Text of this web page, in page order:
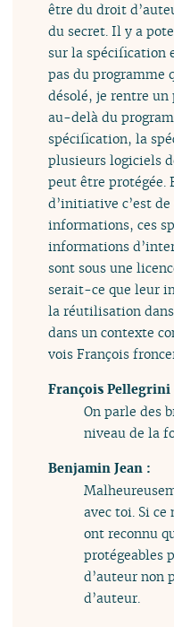
être du droit
du secret. Il y a
sur la spécification
pas du programme
désolé, je rentre
au-delà du
spécification, la
plusieurs logiciels
peut être protégée.
d’initiative c’est de
informations, ces
informations
sont sous une
serait-ce que leur
la réutilisation
dans un contexte
vois François
François Pellegrini
On parle des
niveau de la
Benjamin Jean :
avec toi. Si ce
ont reconnu
protégeables
d’auteur non
d’auteur.